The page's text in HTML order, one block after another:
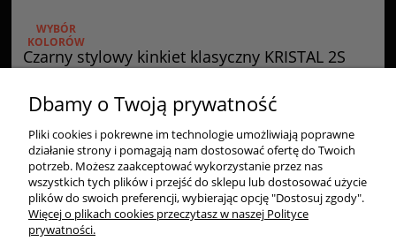
Czarny stylowy kinkiet klasyczny KRISTAL 2S
WYBÓR
KOLORÓW
do koszyka
Dbamy o Twoją prywatność
Pliki cookies i pokrewne im technologie umożliwiają poprawne
działanie strony i pomagają nam dostosować ofertę do Twoich
potrzeb. Możesz zaakceptować wykorzystanie przez nas
wszystkich tych plików i przejść do sklepu lub dostosować użycie
plików do swoich preferencji, wybierając opcję "Dostosuj zgody".
Więcej o plikach cookies przeczytasz w naszej Polityce
prywatności.